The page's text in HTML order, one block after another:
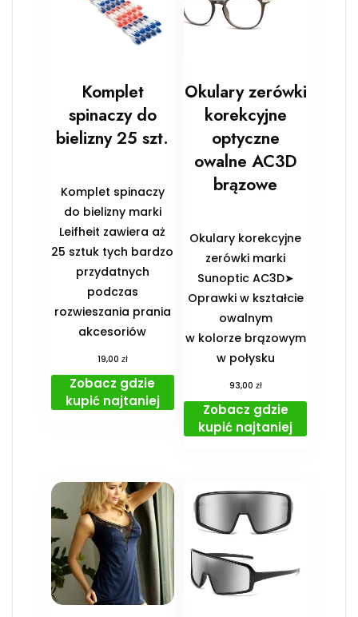
Komplet
spinaczy do
bielizny 25 szt.
Komplet spinaczy
do bielizny marki
Leifheit zawiera aż
25 sztuk tych bardzo
przydatnych
podczas
rozwieszania prania
akcesoriów
19,00 zł
Zobacz gdzie
kupić najtaniej
Okulary zerówki
korekcyjne
optyczne
owalne AC3D
brązowe
Okulary korekcyjne
zerówki marki
Sunoptic AC3D➤
Oprawki w kształcie
owalnym
w kolorze brązowym
w połysku
93,00 zł
Zobacz gdzie
kupić najtaniej